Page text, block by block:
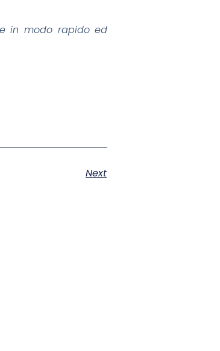
in modo rapido ed
Next